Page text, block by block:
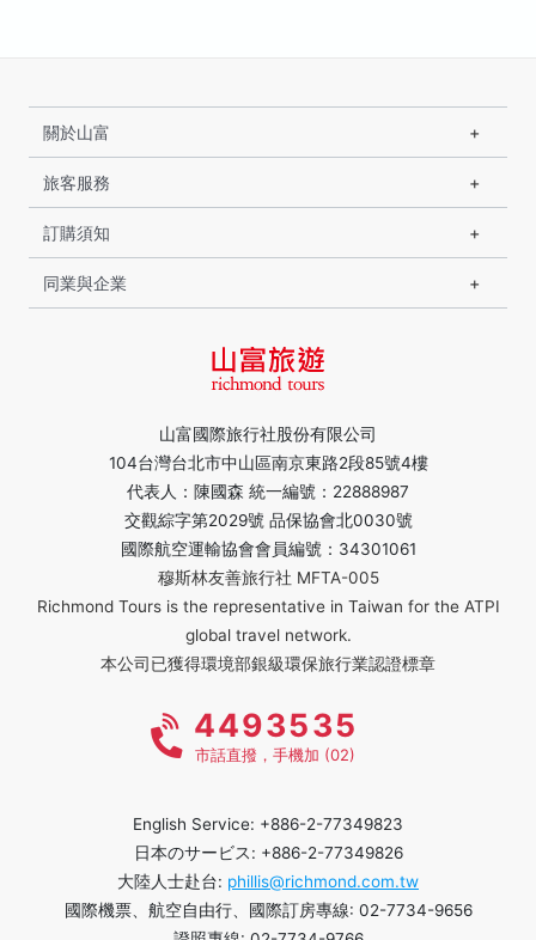
山富國際旅行社股份有限公司
104台灣台北市中山區南京東路2段85號4樓
代表人：陳國森 統一編號：22888987
交觀綜字第2029號 品保協會北0030號
國際航空運輸協會會員編號：34301061
穆斯林友善旅行社 MFTA-005
Richmond Tours is the representative in Taiwan for the ATPI
global travel network.
本公司已獲得環境部銀級環保旅行業認證標章
關於山富
旅客服務
訂購須知
同業與企業
4493535
市話直撥，手機加 (02)
English Service: +886-2-77349823
日本のサービス: +886-2-77349826
大陸人士赴台: phillis@richmond.com.tw
國際機票、航空自由行、國際訂房專線: 02-7734-9656